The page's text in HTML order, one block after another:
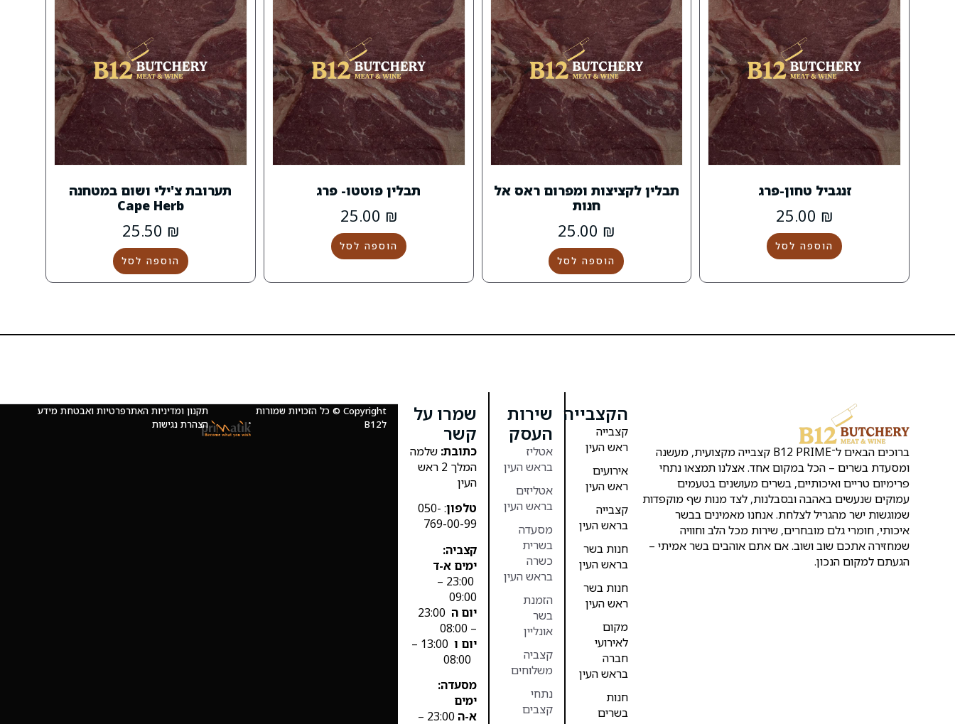
זנגביל טחון-פרג
25.00 ₪
הוספה לסל
תבלין לקציצות ומפרום ראס אל
חנות
25.00 ₪
הוספה לסל
תבלין פוטטו- פרג
25.00 ₪
הוספה לסל
תערובת צ'ילי ושום במטחנה
Cape Herb
25.50 ₪
הוספה לסל
ברוכים הבאים ל־B12 PRIME קצבייה מקצועית, מעשנה
ומסעדת בשרים – הכל במקום אחד. אצלנו תמצאו נתחי
פרימיום טריים ואיכותיים, בשרים מעושנים בטעמים
עמוקים שנעשים באהבה ובסבלנות, לצד מנות שף מוקפדות
שמוגשות ישר מהגריל לצלחת. אנחנו מאמינים בבשר
איכותי, חומרי גלם מובחרים, שירות מכל הלב וחוויה
שמחזירה אתכם שוב ושוב. אם אתם אוהבים בשר אמיתי –
הגעתם למקום הנכון.
הקצבייה
קצבייה
ראש העין
אירועים
ראש העין
קצבייה
בראש העין
חנות בשר
בראש העין
חנות בשר
ראש העין
מקום
לאירועי
חברה
בראש העין
חנות
בשרים
שירות
העסק
אטליז
בראש העין
אטליזים
בראש העין
מסעדה
בשרית
כשרה
בראש העין
הזמנת
בשר
אונליין
קצביה
משלוחים
נתחי
קצבים
שמרו על
קשר
כתובת: שלמה
המלך 2 ראש
העין
טלפון : 050-
769-00-99
קצביה:
ימים א-ד
23:00 –
09:00
יום ה 23:00
– 08:00
יום ו
13:00 –
מסעדה:
ימים
א-ה
23:00 –
Copyright © כל הזכויות שמורות
לB12
תקנון ומדיניות האתרפרטיות ואבטחת מידע
הצהרת נגישות